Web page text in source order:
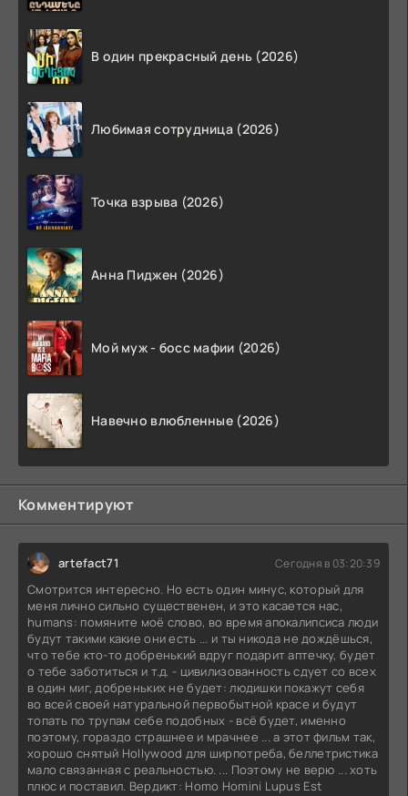
В один прекрасный день (2026)
Любимая сотрудница (2026)
Точка взрыва (2026)
Анна Пиджен (2026)
Мой муж - босс мафии (2026)
Навечно влюбленные (2026)
Комментируют
artefact71 Сегодня в 03:20:39
Смотрится интересно. Но есть один минус, который для
меня лично сильно существенен, и это касается нас,
humans: помяните моё слово, во время апокалипсиса люди
будут такими какие они есть ... и ты никода не дождёшься,
что тебе кто-то добренький вдруг подарит аптечку, будет
о тебе заботиться и т.д. - цивилизованность сдует со всех
в один миг, добреньких не будет: людишки покажут себя
во всей своей натуральной первобытной красе и будут
топать по трупам себе подобных - всё будет, именно
поэтому, гораздо страшнее и мрачнее ... а этот фильм так,
хорошо снятый Hollywood для ширпотреба, беллетристика
мало связанная с реальностью. ... Поэтому не верю ... хоть
плюс и поставил. Вердикт: Homo Homini Lupus Est